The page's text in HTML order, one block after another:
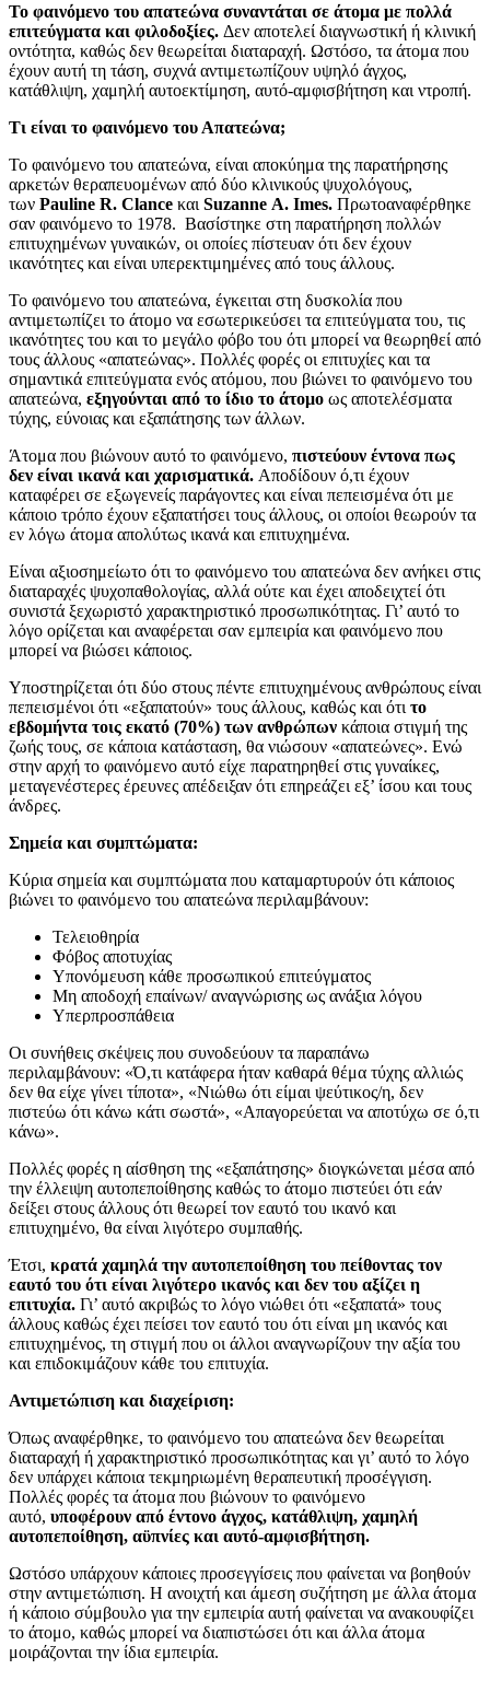
Το φαινόμενο του απατεώνα συναντάται σε άτομα με πολλά
επιτεύγματα και φιλοδοξίες. Δεν αποτελεί διαγνωστική ή κλινική
οντότητα, καθώς δεν θεωρείται διαταραχή. Ωστόσο, τα άτομα που
έχουν αυτή τη τάση, συχνά αντιμετωπίζουν υψηλό άγχος,
κατάθλιψη, χαμηλή αυτοεκτίμηση, αυτό-αμφισβήτηση και ντροπή.
Τι είναι το φαινόμενο του Απατεώνα;
Το φαινόμενο του απατεώνα, είναι αποκύημα της παρατήρησης
αρκετών θεραπευομένων από δύο κλινικούς ψυχολόγους,
των Pauline R. Clance και Suzanne A. Imes. Πρωτοαναφέρθηκε
σαν φαινόμενο το 1978. Βασίστηκε στη παρατήρηση πολλών
επιτυχημένων γυναικών, οι οποίες πίστευαν ότι δεν έχουν
ικανότητες και είναι υπερεκτιμημένες από τους άλλους.
Το φαινόμενο του απατεώνα, έγκειται στη δυσκολία που
αντιμετωπίζει το άτομο να εσωτερικεύσει τα επιτεύγματα του, τις
ικανότητες του και το μεγάλο φόβο του ότι μπορεί να θεωρηθεί από
τους άλλους «απατεώνας». Πολλές φορές οι επιτυχίες και τα
σημαντικά επιτεύγματα ενός ατόμου, που βιώνει το φαινόμενο του
απατεώνα, εξηγούνται από το ίδιο το άτομο ως αποτελέσματα
τύχης, εύνοιας και εξαπάτησης των άλλων.
Άτομα που βιώνουν αυτό το φαινόμενο, πιστεύουν έντονα πως
δεν είναι ικανά και χαρισματικά. Αποδίδουν ό,τι έχουν
καταφέρει σε εξωγενείς παράγοντες και είναι πεπεισμένα ότι με
κάποιο τρόπο έχουν εξαπατήσει τους άλλους, οι οποίοι θεωρούν τα
εν λόγω άτομα απολύτως ικανά και επιτυχημένα.
Είναι αξιοσημείωτο ότι το φαινόμενο του απατεώνα δεν ανήκει στις
διαταραχές ψυχοπαθολογίας, αλλά ούτε και έχει αποδειχτεί ότι
συνιστά ξεχωριστό χαρακτηριστικό προσωπικότητας. Γι’ αυτό το
λόγο ορίζεται και αναφέρεται σαν εμπειρία και φαινόμενο που
μπορεί να βιώσει κάποιος.
Υποστηρίζεται ότι δύο στους πέντε επιτυχημένους ανθρώπους είναι
πεπεισμένοι ότι «εξαπατούν» τους άλλους, καθώς και ότι το
εβδομήντα τοις εκατό (70%) των ανθρώπων κάποια στιγμή της
ζωής τους, σε κάποια κατάσταση, θα νιώσουν «απατεώνες». Ενώ
στην αρχή το φαινόμενο αυτό είχε παρατηρηθεί στις γυναίκες,
μεταγενέστερες έρευνες απέδειξαν ότι επηρεάζει εξ’ ίσου και τους
άνδρες.
Σημεία και συμπτώματα:
Κύρια σημεία και συμπτώματα που καταμαρτυρούν ότι κάποιος
βιώνει το φαινόμενο του απατεώνα περιλαμβάνουν:
Τελειοθηρία
Φόβος αποτυχίας
Υπονόμευση κάθε προσωπικού επιτεύγματος
Μη αποδοχή επαίνων/ αναγνώρισης ως ανάξια λόγου
Υπερπροσπάθεια
Οι συνήθεις σκέψεις που συνοδεύουν τα παραπάνω
περιλαμβάνουν: «Ό,τι κατάφερα ήταν καθαρά θέμα τύχης αλλιώς
δεν θα είχε γίνει τίποτα», «Νιώθω ότι είμαι ψεύτικος/η, δεν
πιστεύω ότι κάνω κάτι σωστά», «Απαγορεύεται να αποτύχω σε ό,τι
κάνω».
Πολλές φορές η αίσθηση της «εξαπάτησης» διογκώνεται μέσα από
την έλλειψη αυτοπεποίθησης καθώς το άτομο πιστεύει ότι εάν
δείξει στους άλλους ότι θεωρεί τον εαυτό του ικανό και
επιτυχημένο, θα είναι λιγότερο συμπαθής.
Έτσι, κρατά χαμηλά την αυτοπεποίθηση του πείθοντας τον
εαυτό του ότι είναι λιγότερο ικανός και δεν του αξίζει η
επιτυχία. Γι’ αυτό ακριβώς το λόγο νιώθει ότι «εξαπατά» τους
άλλους καθώς έχει πείσει τον εαυτό του ότι είναι μη ικανός και
επιτυχημένος, τη στιγμή που οι άλλοι αναγνωρίζουν την αξία του
και επιδοκιμάζουν κάθε του επιτυχία.
Αντιμετώπιση και διαχείριση:
Όπως αναφέρθηκε, το φαινόμενο του απατεώνα δεν θεωρείται
διαταραχή ή χαρακτηριστικό προσωπικότητας και γι’ αυτό το λόγο
δεν υπάρχει κάποια τεκμηριωμένη θεραπευτική προσέγγιση.
Πολλές φορές τα άτομα που βιώνουν το φαινόμενο
αυτό, υποφέρουν από έντονο άγχος, κατάθλιψη, χαμηλή
αυτοπεποίθηση, αϋπνίες και αυτό-αμφισβήτηση.
Ωστόσο υπάρχουν κάποιες προσεγγίσεις που φαίνεται να βοηθούν
στην αντιμετώπιση. Η ανοιχτή και άμεση συζήτηση με άλλα άτομα
ή κάποιο σύμβουλο για την εμπειρία αυτή φαίνεται να ανακουφίζει
το άτομο, καθώς μπορεί να διαπιστώσει ότι και άλλα άτομα
μοιράζονται την ίδια εμπειρία.